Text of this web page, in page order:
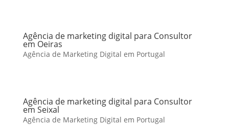
Agência de marketing digital para Consultor
em Oeiras
Agência de Marketing Digital em Portugal
Agência de marketing digital para Consultor
em Seixal
Agência de Marketing Digital em Portugal